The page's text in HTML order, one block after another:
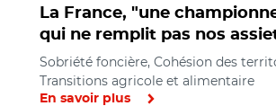
La France, "une
qui ne remplit pas nos
Sobriété foncière, Cohésion des
Transitions agricole et alimentaire
En savoir plus